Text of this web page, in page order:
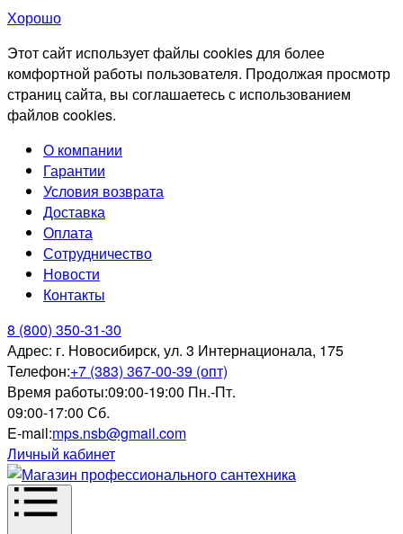
Хорошо
Этот сайт использует файлы cookies для более
комфортной работы пользователя. Продолжая просмотр
страниц сайта, вы соглашаетесь с использованием
файлов cookies.
О компании
Гарантии
Условия возврата
Доставка
Оплата
Сотрудничество
Новости
Контакты
8 (800) 350-31-30
Адрес: г. Новосибирск, ул. 3 Интернационала, 175
Телефон:+7 (383) 367-00-39 (опт)
Время работы:09:00-19:00 Пн.-Пт.
09:00-17:00 Сб.
E-mail:mps.nsb@gmail.com
Личный кабинет